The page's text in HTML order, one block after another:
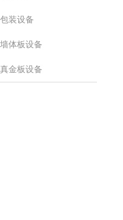
包装设备
墙体板设备
真金板设备